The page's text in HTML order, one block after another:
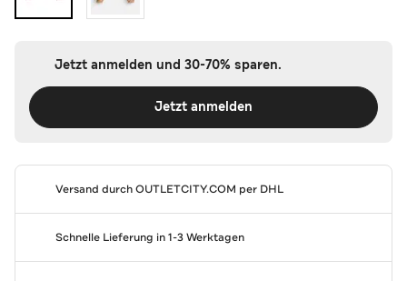
Jetzt anmelden und 30-70% sparen.
Jetzt anmelden
Versand durchOUTLETCITY.COM per DHL
Schnelle Lieferung in 1-3 Werktagen